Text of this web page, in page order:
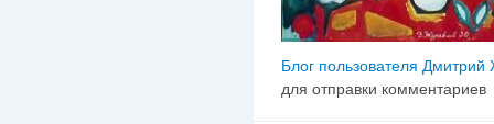
Блог пользователя Дмитрий
для отправки комментариев